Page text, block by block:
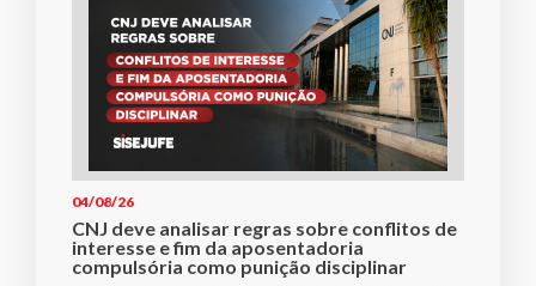
04/08/26
CNJ deve analisar regras sobre conflitos de
interesse e fim da aposentadoria
compulsória como punição disciplinar